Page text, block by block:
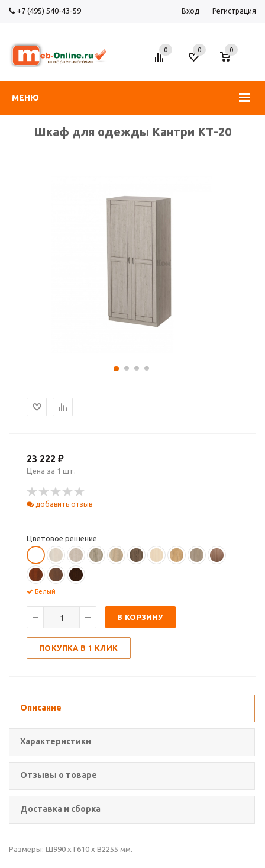
+7 (495) 540-43-59 Вход Регистрация
МЕНЮ
0 0
0
Шкаф для одежды Кантри КТ-20
23 222 ₽
Цена за 1 шт.
добавить отзыв
Цветовое решение
Белый
В КОРЗИНУ
ПОКУПКА В 1 КЛИК
Описание
Характеристики
Отзывы о товаре
Доставка и сборка
Размеры: Ш990 х Г610 х В2255 мм.